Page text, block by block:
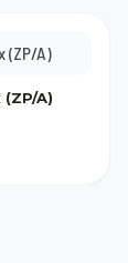
(ZP/A)